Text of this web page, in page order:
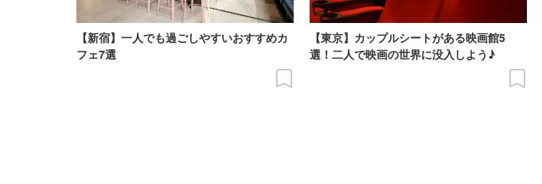
【新宿】一人でも過ごしやすいおすすめカ
フェ7選
【東京】カップルシートがある映画館5
選！二人で映画の世界に没入しよう♪